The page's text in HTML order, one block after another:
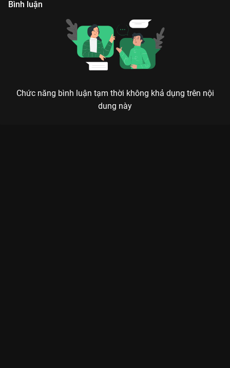
Bình luận
Chức năng bình luận tạm thời không khả dụng trên nội
dung này